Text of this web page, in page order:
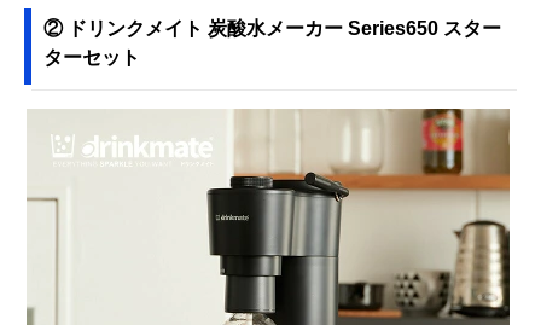
② ドリンクメイト 炭酸水メーカー Series650 スター
ターセット